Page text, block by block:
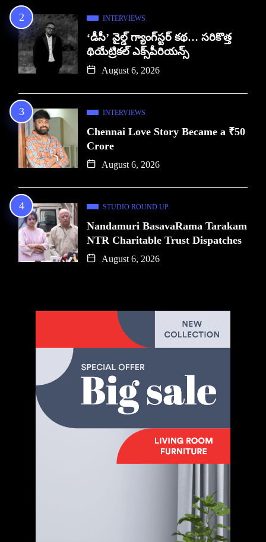
INTERVIEWS
‘డీసీ’ వైల్డ్ గ్యాంగ్‌స్టర్ కథ… సరికొత్త
థియేట్రికల్ ఎక్స్‌పీరియన్స్
August 6, 2026
INTERVIEWS
Chennai Love Story Became a ₹50
Crore
August 6, 2026
STUDIO ROUND UP
Nandamuri BasavaRama Tarakam
NTR Charitable Trust Dispatches
August 6, 2026